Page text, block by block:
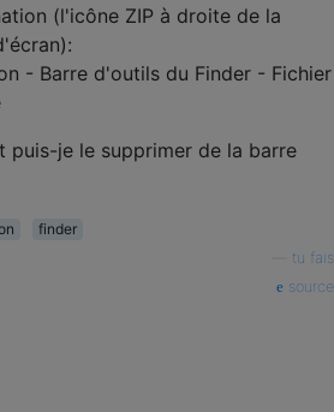
(l'icône ZIP à droite de la
puis-je le supprimer de la barre
finder
tu fais
source